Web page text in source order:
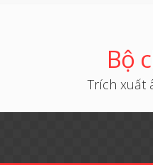
Bộ
Trích xuất